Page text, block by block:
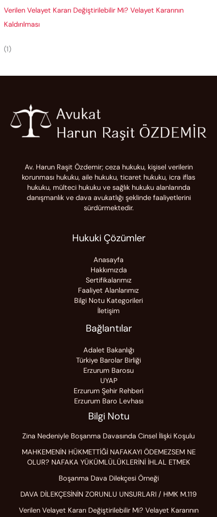
Verilen Velayet Kararı Değiştirilebilir Mi? Velayet Kararının
Kaldırılması
(1)
Av. Harun Raşit Özdemir; ceza hukuku, kişisel verilerin
korunması hukuku, aile hukuku, ticaret hukuku, icra iflas
hukuku, mülteci hukuku ve sağlık hukuku alanlarında
danışmanlık ve dava avukatlığı şeklinde faaliyetlerini
sürdürmektedir.
Hukuki Çözümler
Anasayfa
Hakkımızda
Sertifikalarımız
Faaliyet Alanlarımız
Bilgi Notu Kategorileri
İletişim
Bağlantılar
Adalet Bakanlığı
Türkiye Barolar Birliği
Erzurum Barosu
UYAP
Erzurum Şehir Rehberi
Erzurum Baro Levhası
Bilgi Notu
Zina Nedeniyle Boşanma Davasında Cinsel İlişki Koşulu
MAHKEMENİN HÜKMETTİĞİ NAFAKAYI ÖDEMEZSEM NE
OLUR? NAFAKA YÜKÜMLÜLÜKLERİNİ İHLAL ETMEK
Boşanma Dava Dilekçesi Örneği
DAVA DİLEKÇESİNİN ZORUNLU UNSURLARI / HMK M.119
Verilen Velayet Kararı Değiştirilebilir Mi? Velayet Kararının